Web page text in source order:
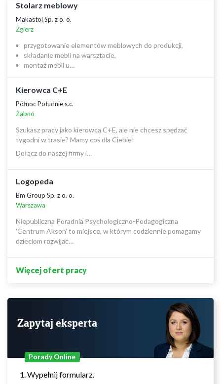
Stolarz meblowy
Makastol Sp. z o. o.
Zgierz
przygotowanie elementów meblowych do produkcji,
składanie mebli na warsztacie,
montaż mebli u…
Kierowca C+E
Północ Południe s.c.
Żabno
Szukasz pracy jako kierowca C+E, ale nie chcesz spędzać
tygodni w trasie? Mamy coś dla Ciebie!
Dołącz do naszej firmy i…
Logopeda
Bm Group Sp. z o. o.
Warszawa
Niepubliczna Poradnia Psychologiczno-Pedagogiczna
'Centrum Akson' to miejsce, w którym codziennie pomagamy
dzieciom rozwijać…
Więcej ofert pracy
Zapytaj eksperta
Porady Online
Wypełnij formularz.